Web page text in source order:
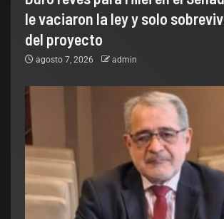
le vaciaron la ley y solo
del proyecto
agosto 7, 2026 admin